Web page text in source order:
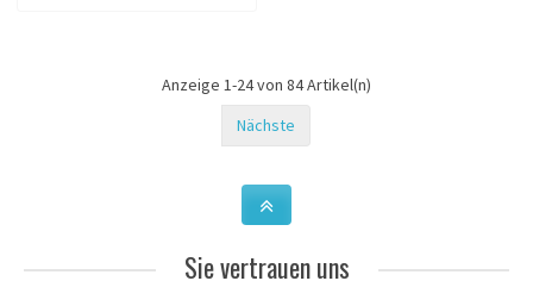
Anzeige 1-24 von 84 Artikel(n)
Nächste
Sie vertrauen uns